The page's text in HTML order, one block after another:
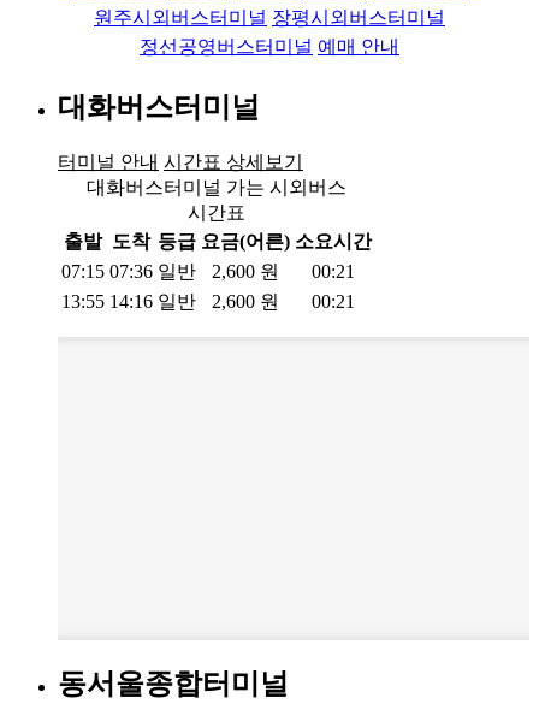
원주시외버스터미널 장평시외버스터미널
정선공영버스터미널 예매 안내
대화버스터미널
터미널 안내 시간표 상세보기
대화버스터미널 가는 시외버스
시간표
출발 도착 등급 요금(어른) 소요시간
07:15 07:36 일반 2,600 원
00:21
13:55 14:16 일반 2,600 원 00:21
동서울종합터미널